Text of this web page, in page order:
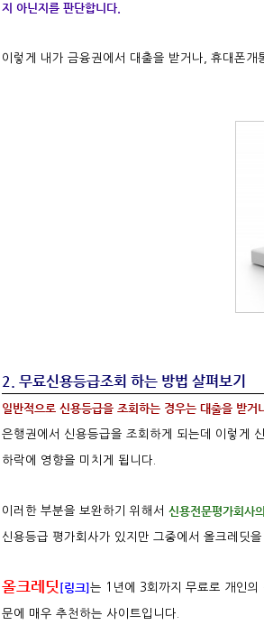
지 아닌지를 판단합니다.
이렇게 내가 금융권에서 대출을 받거나, 휴대폰
2. 무료신용등급조회 하는 방법 살펴보기
일반적으로 신용등급을 조회하는 경우는 대출을 받
은행권에서 신용등급을 조회하게 되는데 이렇게
하락에 영향을 미치게 됩니다.
이러한 부분을 보완하기 위해서 신용전문평가회사
신용등급 평가회사가 있지만 그중에서 올크레딧을
올크레딧 [링크]는 1년에 3회까지 무료로 개인의
문에 매우 추천하는 사이트입니다.